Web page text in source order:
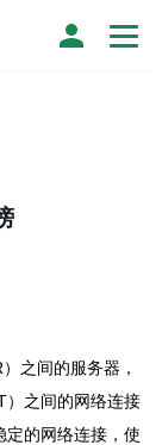
之间的服务器，
）之间的网络连接
定的网络连接，使